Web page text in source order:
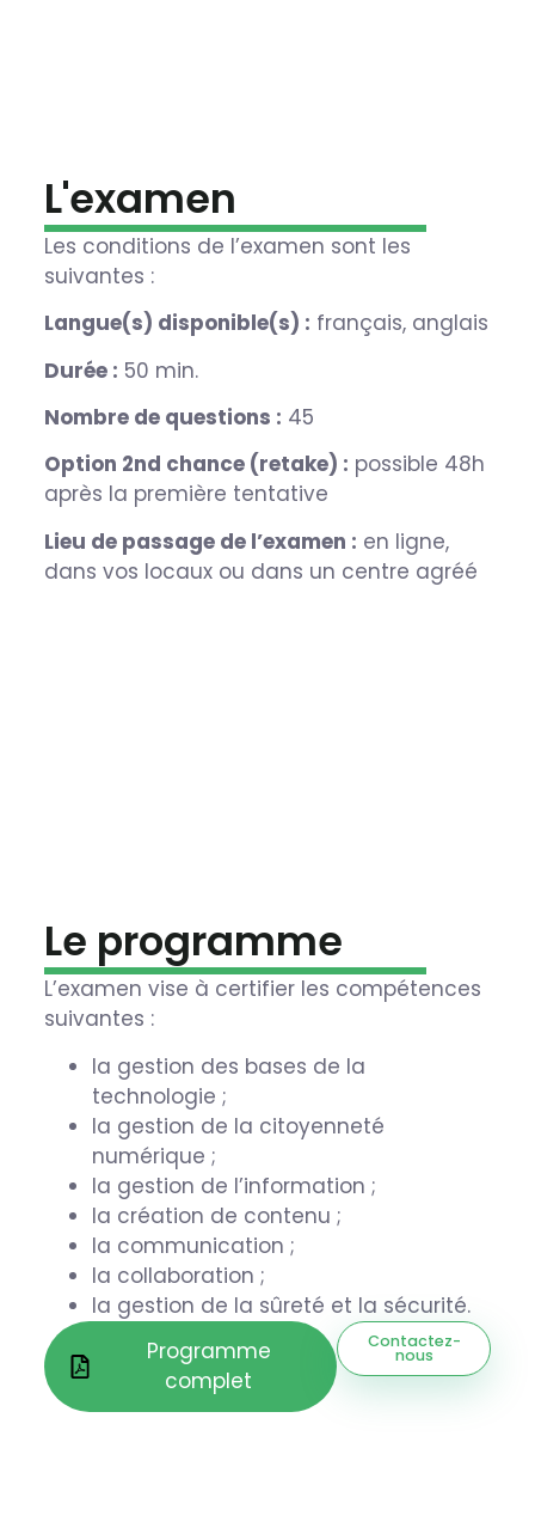
L'examen
Les conditions de l’examen sont les
suivantes :
Langue(s) disponible(s) : français, anglais
Durée : 50 min.
Nombre de questions : 45
Option 2nd chance (retake) : possible 48h
après la première tentative
Lieu de passage de l’examen : en ligne,
dans vos locaux ou dans un centre agréé
Le programme
L’examen vise à certifier les compétences
suivantes :
la gestion des bases de la
technologie ;
la gestion de la citoyenneté
numérique ;
la gestion de l’information ;
la création de contenu ;
la communication ;
la collaboration ;
la gestion de la sûreté et la sécurité.
Programme
complet
Contactez-
nous